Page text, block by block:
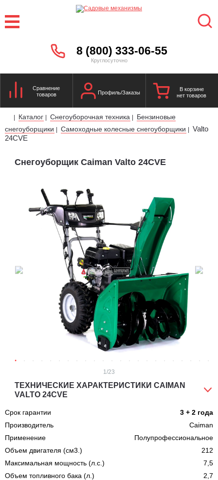
8 (800) 333-06-55
Круглосуточно
Сравнение
товаров
Профиль/Заказы
В корзине
нет товаров
| Каталог | Снегоуборочная техника |
Бензиновые
снегоуборщики | Самоходные колесные снегоуборщики | Valto
24CVE
Снегоуборщик Caiman Valto 24CVE
1 /23
ТЕХНИЧЕСКИЕ ХАРАКТЕРИСТИКИ CAIMAN
VALTO 24CVE
Срок гарантии
3 + 2 года
Производитель
Caiman
Применение
Полупрофессиональное
Объем двигателя (см3.)
212
Максимальная мощность (л.с.)
7,5
Объем топливного бака (л.)
2,7